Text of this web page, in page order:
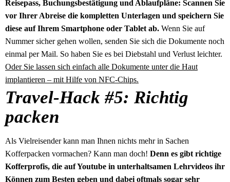
Reisepass, Buchungsbestätigung und Ablaufpläne: Scannen Sie
vor Ihrer Abreise die kompletten Unterlagen und speichern Sie
diese auf Ihrem Smartphone oder Tablet ab. Wenn Sie auf
Nummer sicher gehen wollen, senden Sie sich die Dokumente noch
einmal per Mail. So haben Sie es bei Diebstahl und Verlust leichter.
Oder Sie lassen sich einfach alle Dokumente unter die Haut
implantieren – mit Hilfe von NFC-Chips.
Travel-Hack #5: Richtig
packen
Als Vielreisender kann man Ihnen nichts mehr in Sachen
Kofferpacken vormachen? Kann man doch! Denn es gibt richtige
Kofferprofis, die auf Youtube in unterhaltsamen Lehrvideos ihr
Können zum Besten geben und dabei oftmals sogar sehr